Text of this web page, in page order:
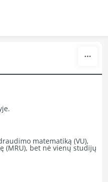
matematiką (VU),
(MRU), bet nė vienų studijų